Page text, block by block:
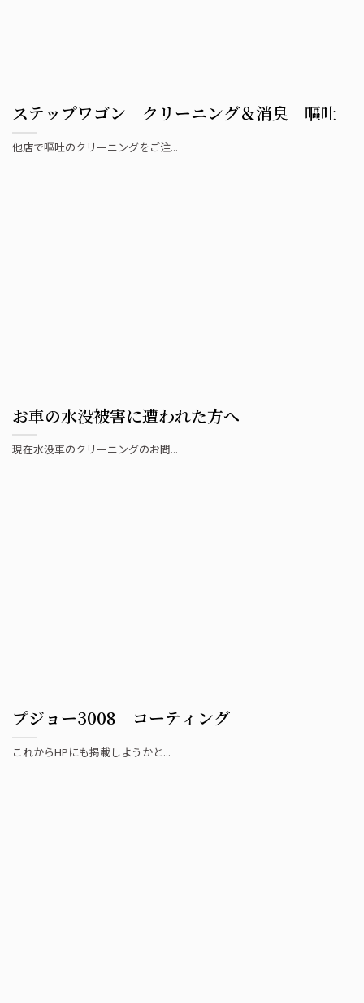
ステップワゴン クリーニング＆消臭 嘔吐
他店で嘔吐のクリーニングをご注...
お車の水没被害に遭われた方へ
現在水没車のクリーニングのお問...
プジョー3008 コーティング
これからHPにも掲載しようかと...